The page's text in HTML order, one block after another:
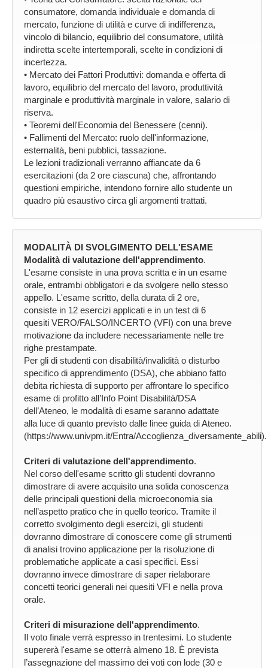
consumatore, domanda individuale e domanda di
mercato, funzione di utilità e curve di indifferenza,
vincolo di bilancio, equilibrio del consumatore, utilità
indiretta scelte intertemporali, scelte in condizioni di
incertezza.
• Mercato dei Fattori Produttivi: domanda e offerta di
lavoro, equilibrio del mercato del lavoro, produttività
marginale e produttività marginale in valore, salario di
riserva.
• Teoremi dell'Economia del Benessere (cenni).
• Fallimenti del Mercato: ruolo dell'informazione,
esternalità, beni pubblici, tassazione.
Le lezioni tradizionali verranno affiancate da 6
esercitazioni (da 2 ore ciascuna) che, affrontando
questioni empiriche, intendono fornire allo studente un
quadro più esaustivo circa gli argomenti trattati.
MODALITÀ DI SVOLGIMENTO DELL'ESAME
Modalità di valutazione dell'apprendimento.
L'esame consiste in una prova scritta e in un esame
orale, entrambi obbligatori e da svolgere nello stesso
appello. L'esame scritto, della durata di 2 ore,
consiste in 12 esercizi applicati e in un test di 6
quesiti VERO/FALSO/INCERTO (VFI) con una breve
motivazione da includere necessariamente nelle tre
righe prestampate.
Per gli di studenti con disabilità/invalidità o disturbo
specifico di apprendimento (DSA), che abbiano fatto
debita richiesta di supporto per affrontare lo specifico
esame di profitto all’Info Point Disabilità/DSA
dell’Ateneo, le modalità di esame saranno adattate
alla luce di quanto previsto dalle linee guida di Ateneo.
(https://www.univpm.it/Entra/Accoglienza_diversamente_abili).
Criteri di valutazione dell'apprendimento.
Nel corso dell'esame scritto gli studenti dovranno
dimostrare di avere acquisito una solida conoscenza
delle principali questioni della microeconomia sia
nell’aspetto pratico che in quello teorico. Tramite il
corretto svolgimento degli esercizi, gli studenti
dovranno dimostrare di conoscere come gli strumenti
di analisi trovino applicazione per la risoluzione di
problematiche applicate a casi specifici. Essi
dovranno invece dimostrare di saper rielaborare
concetti teorici generali nei quesiti VFI e nella prova
orale.
Criteri di misurazione dell'apprendimento.
Il voto finale verrà espresso in trentesimi. Lo studente
supererà l'esame se otterrà almeno 18. È prevista
l’assegnazione del massimo dei voti con lode (30 e